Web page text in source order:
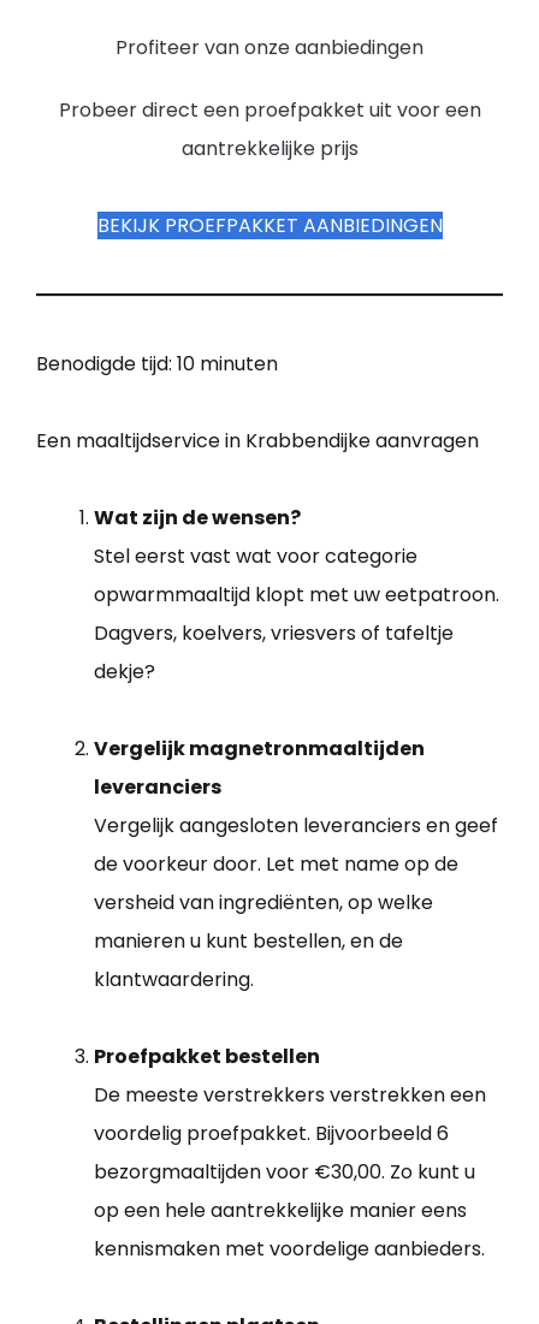
Profiteer van onze aanbiedingen
Probeer direct een proefpakket uit voor een
aantrekkelijke prijs
BEKIJK PROEFPAKKET AANBIEDINGEN
Benodigde tijd: 10 minuten
Een maaltijdservice in Krabbendijke aanvragen
Wat zijn de wensen?
Stel eerst vast wat voor categorie
opwarmmaaltijd klopt met uw eetpatroon.
Dagvers, koelvers, vriesvers of tafeltje
dekje?
Vergelijk magnetronmaaltijden
leveranciers
Vergelijk aangesloten leveranciers en geef
de voorkeur door. Let met name op de
versheid van ingrediënten, op welke
manieren u kunt bestellen, en de
klantwaardering.
Proefpakket bestellen
De meeste verstrekkers verstrekken een
voordelig proefpakket. Bijvoorbeeld 6
bezorgmaaltijden voor €30,00. Zo kunt u
op een hele aantrekkelijke manier eens
kennismaken met voordelige aanbieders.